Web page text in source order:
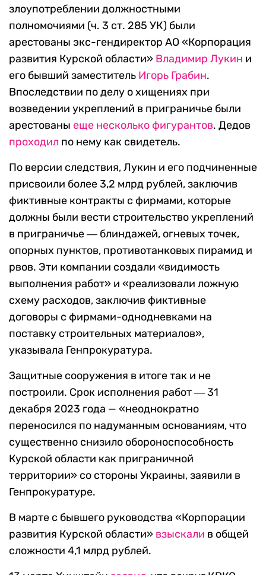
злоупотреблении должностными
полномочиями (ч. 3 ст. 285 УК) были
арестованы экс-гендиректор АО «Корпорация
развития Курской области» Владимир Лукин и
его бывший заместитель Игорь Грабин.
Впоследствии по делу о хищениях при
возведении укреплений в приграничье были
арестованы еще несколько фигурантов. Дедов
проходил по нему как свидетель.
По версии следствия, Лукин и его подчиненные
присвоили более 3,2 млрд рублей, заключив
фиктивные контракты с фирмами, которые
должны были вести строительство укреплений
в приграничье ― блиндажей, огневых точек,
опорных пунктов, противотанковых пирамид и
рвов. Эти компании создали «видимость
выполнения работ» и «реализовали ложную
схему расходов, заключив фиктивные
договоры с фирмами-однодневками на
поставку строительных материалов»,
указывала Генпрокуратура.
Защитные сооружения в итоге так и не
построили. Срок исполнения работ ― 31
декабря 2023 года — «неоднократно
переносился по надуманным основаниям, что
существенно снизило обороноспособность
Курской области как приграничной
территории» со стороны Украины, заявили в
Генпрокуратуре.
В марте с бывшего руководства «Корпорации
развития Курской области» взыскали в общей
сложности 4,1 млрд рублей.